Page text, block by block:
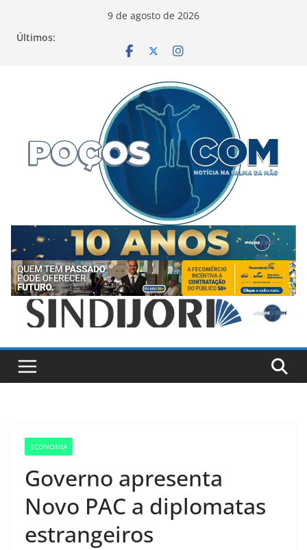
9 de agosto de 2026
Últimos:
ECONOMIA
Governo apresenta
Novo PAC a diplomatas
estrangeiros